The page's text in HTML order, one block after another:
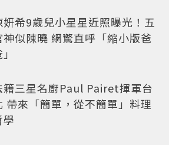
妍希9歲兒小星星近照曝光！五
神似陳曉 網驚直呼「縮小版爸
籍三星名廚Paul Pairet揮軍台
帶來「簡單，從不簡單」料理
學